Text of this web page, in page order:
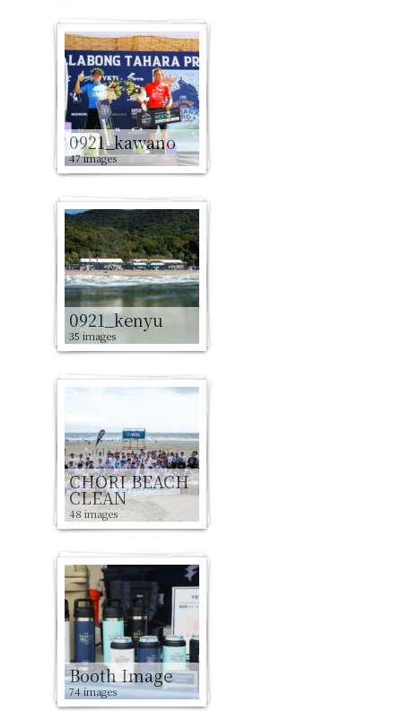
0921_kawano
47 images
0921_kenyu
35 images
CHORI BEACH
CLEAN
48 images
Booth Image
74 images